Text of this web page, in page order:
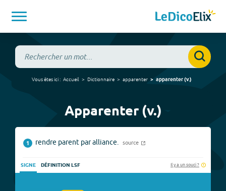
Vous êtes ici : Accueil Dictionnaire apparenter apparenter(v.)
Apparenter (v.)
1 rendre parent par alliance. source
SIGNE DÉFINITION LSF Il y a un souci ?